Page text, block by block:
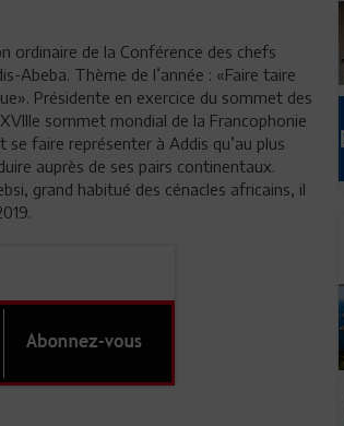
ordinaire de la Conférence des chefs
Abeba. Thème de l’année : «Faire taire
Présidente en exercice du sommet des
sommet mondial de la Francophonie
faire représenter à Addis qu’au plus
auprès de ses pairs continentaux.
grand habitué des cénacles africains, il